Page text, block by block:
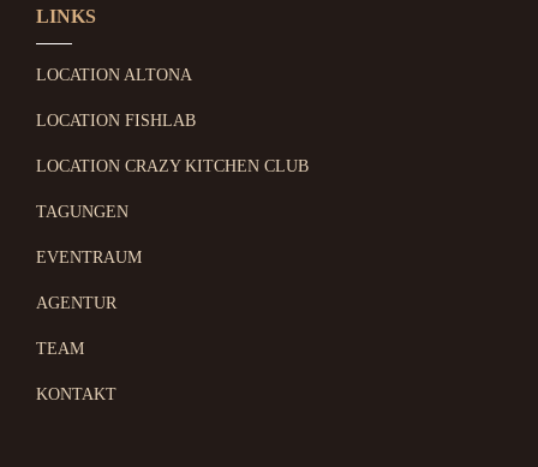
LINKS
LOCATION ALTONA
LOCATION FISHLAB
LOCATION CRAZY KITCHEN CLUB
TAGUNGEN
EVENTRAUM
AGENTUR
TEAM
KONTAKT